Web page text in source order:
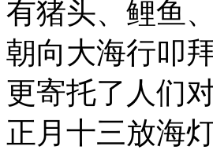
有猪头、鲤鱼
朝向大海行叩
更寄托了人们
正月十三放海